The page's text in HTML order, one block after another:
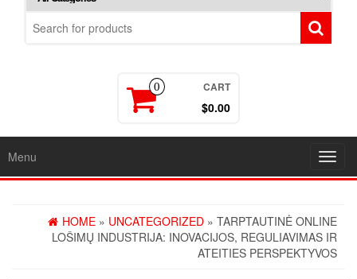
0 CART
$0.00
Menu
HOME » UNCATEGORIZED » TARPTAUTINĖ ONLINE
LOŠIMŲ INDUSTRIJA: INOVACIJOS, REGULIAVIMAS IR
ATEITIES PERSPEKTYVOS